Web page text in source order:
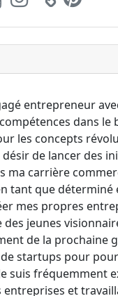
entrepreneur
dans le
les concepts
de lancer des
ma carrière
tant que déterminé
mes propres
jeunes
de la prochaine
startups pour
suis fréquemment
entreprises et